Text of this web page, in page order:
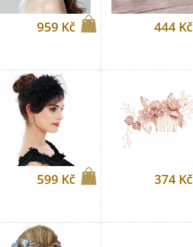
959 Kč 444 Kč
599 Kč 374 Kč